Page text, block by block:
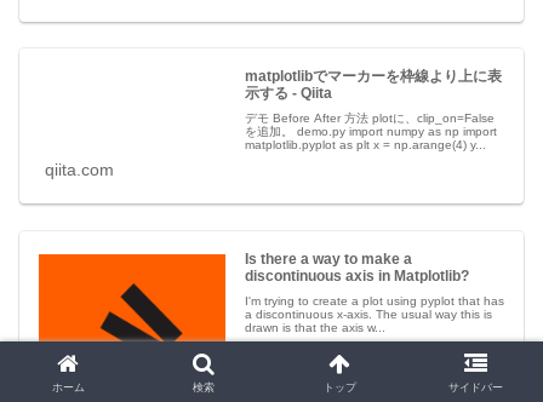
matplotlibでマーカーを枠線より上に表
示する - Qiita
デモ Before After 方法 plotに、clip_on=False
を追加。 demo.py import numpy as np import
matplotlib.pyplot as plt x = np.arange(4) y...
qiita.com
Is there a way to make a
discontinuous axis in Matplotlib?
I'm trying to create a plot using pyplot that has
a discontinuous x-axis. The usual way this is
drawn is that the axis w...
ホーム 検索 トップ サイドバー